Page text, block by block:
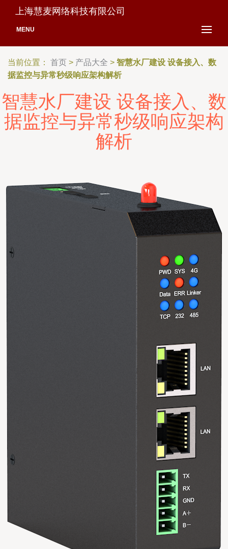
上海慧麦网络科技有限公司
MENU
当前位置： 首页 > 产品大全 > 智慧水厂建设 设备接入、数
据监控与异常秒级响应架构解析
智慧水厂建设 设备接入、数
据监控与异常秒级响应架构
解析